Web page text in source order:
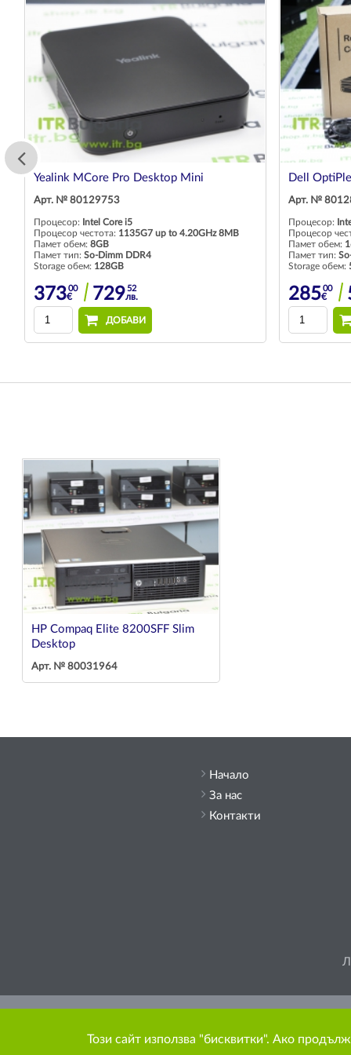
Yealink MCore Pro Desktop Mini
Арт. № 80129753
Процесор: Intel Core i5
Процесор честота: 1135G7 up to 4.20GHz 8MB
Памет обем: 8GB
Памет тип: So-Dimm DDR4
Storage обем: 128GB
37300
€ 72952
лв.
ДОБАВИ
Dell
Арт. №
Процесор:
Процесор
Памет обем:
Памет тип:
Storage обем:
28500
€
HP Compaq Elite 8200SFF Slim
Desktop
Арт. № 80031964
Начало
За нас
Контакти
Този сайт използва "бисквитки". Ако